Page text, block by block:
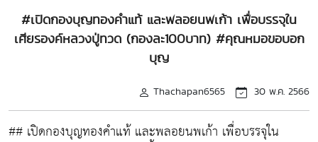
#เปิดกองบุญทองคำแท้ และพลอยนพเก้า เพื่อบรรจุใน
เศียรองค์หลวงปู่ทวด (กองละ100บาท) #คุณหมอขอบอก
บุญ
Thachapan6565 30 พ.ค. 2566
## เปิดกองบุญทองคำแท้ และพลอยนพเก้า เพื่อบรรจุใน